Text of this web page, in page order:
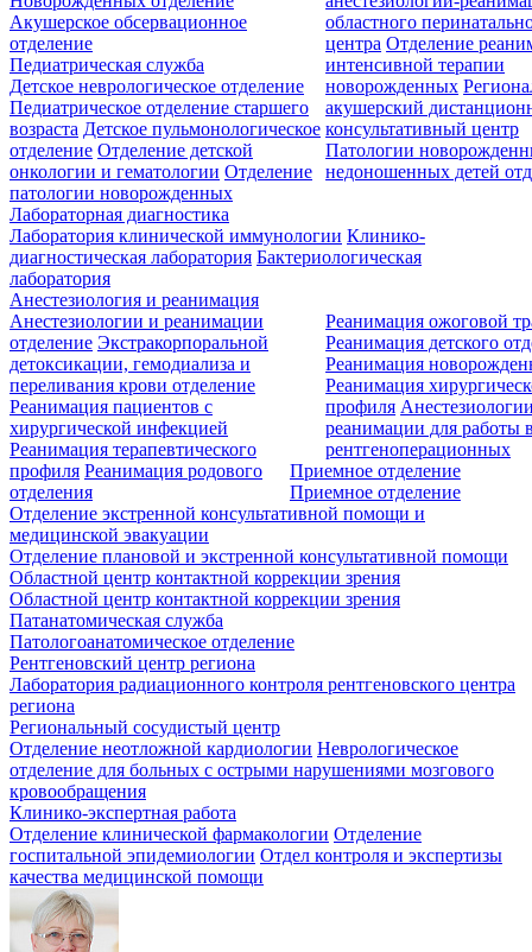
Акушерское обсервационное
отделение
областного
центра Отделение
интенсивной терапии
новорожденных
акушерский
консультативный центр
Патологии
недоношенных детей
Педиатрическая служба
Детское неврологическое отделение
Педиатрическое отделение старшего
возраста Детское пульмонологическое
отделение Отделение детской
онкологии и гематологии Отделение
патологии новорожденных
Лабораторная диагностика
Лаборатория клинической иммунологии Клинико-
диагностическая лаборатория Бактериологическая
лаборатория
Анестезиология и реанимация
Анестезиологии и реанимации
отделение Экстракорпоральной
детоксикации, гемодиализа и
переливания крови отделение
Реанимация пациентов с
хирургической инфекцией
Реанимация терапевтического
профиля Реанимация родового
отделения
Реанимация ожоговой
Реанимация детского
Реанимация
Реанимация
профиля
реанимации для работы
рентгеноперационных
Приемное отделение
Приемное отделение
Отделение экстренной консультативной помощи и
медицинской эвакуации
Отделение плановой и экстренной консультативной помощи
Областной центр контактной коррекции зрения
Областной центр контактной коррекции зрения
Патанатомическая служба
Патологоанатомическое отделение
Рентгеновский центр региона
Лаборатория радиационного контроля рентгеновского центра
региона
Региональный сосудистый центр
Отделение неотложной кардиологии Неврологическое
отделение для больных с острыми нарушениями мозгового
кровообращения
Клинико-экспертная работа
Отделение клинической фармакологии Отделение
госпитальной эпидемиологии Отдел контроля и экспертизы
качества медицинской помощи